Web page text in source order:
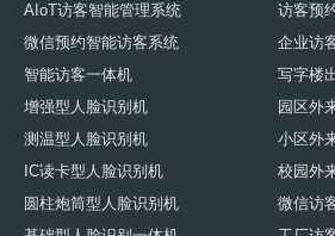
AIoT访客智能管理系统
微信预约智能访客系统
智能访客一体机
增强型人脸识别机
测温型人脸识别机
IC读卡型人脸识别机
圆柱炮筒型人脸识别机
访客预
企业访
写字楼
园区外
小区外
校园外
微信访